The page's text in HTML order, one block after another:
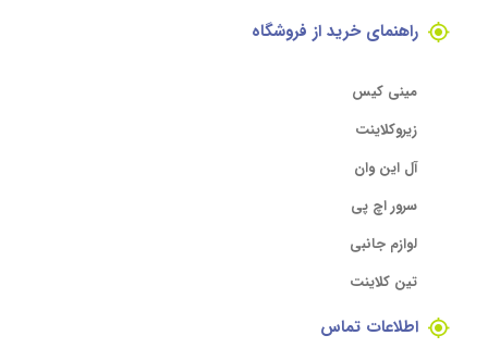
راهنمای خرید از فروشگاه
مینی کیس
زیروکلاینت
آل این وان
سرور اچ پی
لوازم جانبی
تین کلاینت
اطلاعات تماس